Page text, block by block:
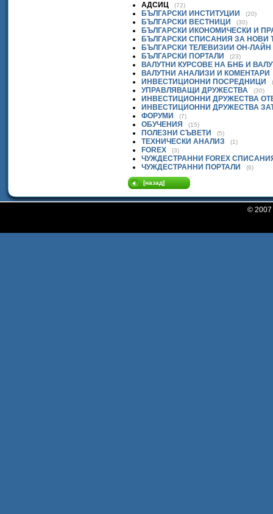
АДСИЦ (72)
БЪЛГАРСКИ ИНСТИТУЦИИ (20)
БЪЛГАРСКИ ВЕСТНИЦИ (30)
БЪЛГАРСКИ ИКОНОМИЧЕСКИ И
БЪЛГАРСКИ СПИСАНИЯ ЗА НОВИ
БЪЛГАРСКИ ТЕЛЕВИЗИИ ОН-ЛАЙН
БЪЛГАРСКИ ПОРТАЛИ
(23)
ВАЛУТНИ КУРСОВЕ НА БНБ И
ВАЛУТНИ АНАЛИЗИ И КОМЕНТАРИ
ИНВЕСТИЦИОННИ ПОСРЕДНИЦИ
УПРАВЛЯВАЩИ ДРУЖЕСТВА (30)
ИНВЕСТИЦИОННИ ДРУЖЕСТВА
ИНВЕСТИЦИОННИ ДРУЖЕСТВА
ФОРУМИ
(7)
ОБУЧЕНИЯ (15)
ПОЛЕЗНИ СЪВЕТИ (5)
ТЕХНИЧЕСКИ АНАЛИЗ (1)
FOREX (3)
ЧУЖДЕСТРАННИ FOREX
ЧУЖДЕСТРАННИ ПОРТАЛИ
(6)
[назад]
©